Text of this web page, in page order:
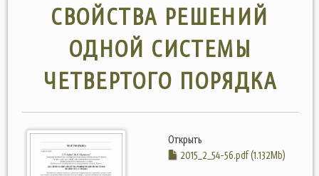
СВОЙСТВА РЕШЕНИЙ
ОДНОЙ СИСТЕМЫ
ЧЕТВЕРТОГО ПОРЯДКА
Открыть
2015_2_54-56.pdf (1.132Mb)